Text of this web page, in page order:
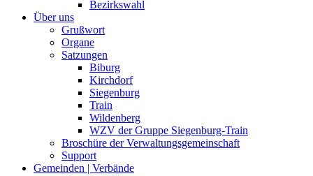
Bezirkswahl
Über uns
Grußwort
Organe
Satzungen
Biburg
Kirchdorf
Siegenburg
Train
Wildenberg
WZV der Gruppe Siegenburg-Train
Broschüre der Verwaltungsgemeinschaft
Support
Gemeinden | Verbände